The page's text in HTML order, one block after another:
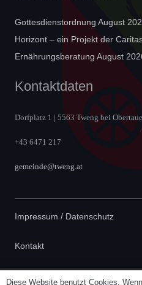
Gottesdienstordnung August
Horizont – ein Projekt der
Ernährungsberatung August
Kontaktdaten
Dorfplatz 1 | 5563 Tweng bei
+43 6471 217
gemeinde@tweng.at
Impressum / Datenschutz
Kontakt
Diese Website benutzt Cookies.